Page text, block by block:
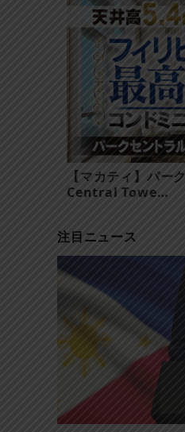
【マカティ】パ
Central Towe…
注目ニュース